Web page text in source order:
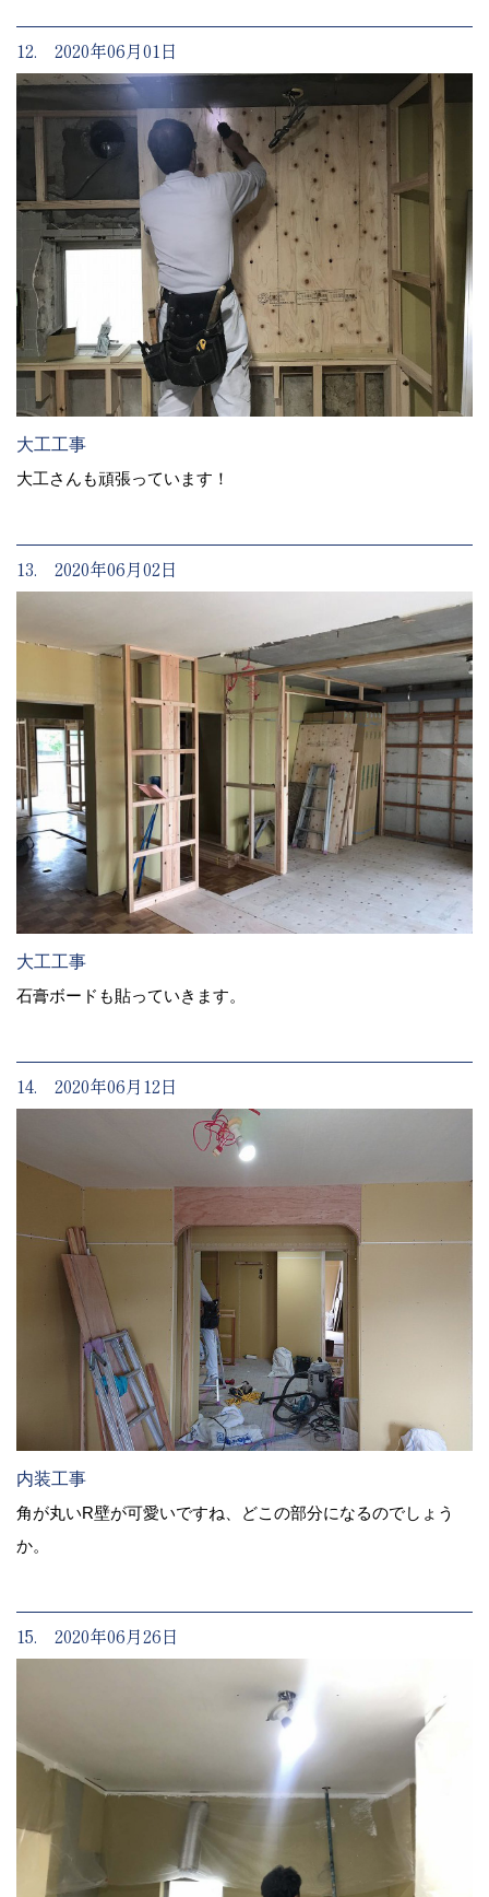
12. 2020年06月01日
大工工事
大工さんも頑張っています！
13. 2020年06月02日
大工工事
石膏ボードも貼っていきます。
14. 2020年06月12日
内装工事
角が丸いR壁が可愛いですね、どこの部分になるのでしょう
か。
15. 2020年06月26日